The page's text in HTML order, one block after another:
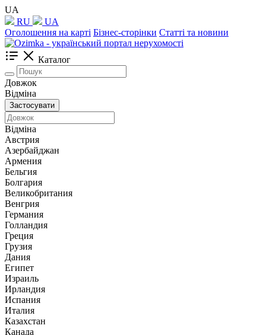
UA
RU
UA
Оголошення на карті Бізнес-сторінки Статті та новини
Каталог
Довжок
Відміна
Застосувати
Відміна
Австрия
Азербайджан
Армения
Бельгия
Болгария
Великобритания
Венгрия
Германия
Голландия
Греция
Грузия
Дания
Египет
Израиль
Ирландия
Испания
Италия
Казахстан
Канада